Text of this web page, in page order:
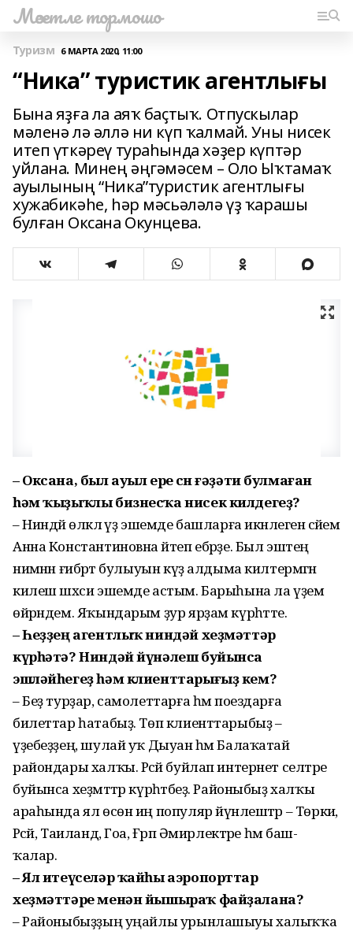
Мәсетле тормошо
Туризм 6 МАРТА 2020, 11:00
“Ника” туристик агентлығы
Бына яҙға ла аяҡ баҫтыҡ. Отпускылар
мәленә лә әллә ни күп ҡалмай. Уны нисек
итеп үткәреү тураһында хәҙер күптәр
уйлана. Минең әңгәмәсем – Оло Ыҡтамаҡ
ауылының “Ника”туристик агентлығы
хужабикәһе, һәр мәсьәләлә үҙ ҡарашы
булған Оксана Окунцева.
– Оксана, был ауыл ере өсөн ғәҙәти булмаған
һәм ҡыҙыҡлы бизнесҡа нисек килдегеҙ?
– Ниндәй өлкәлә үҙ эшемде башларға икәнлеген әсәйем
Анна Константиновна әйтеп ебәрҙе. Был эштең
нимәнән ғибәрәт булыуын күҙ алдыма килтермәгән
килеш шәхси эшемде астым. Барыһына ла үҙем
өйрәндем. Яҡындарым ҙур ярҙам күрһәтте.
– Һеҙҙең агентлыҡ ниндәй хеҙмәттәр
күрһәтә? Ниндәй йүнәлеш буйынса
эшләйһегеҙ һәм клиенттарығыҙ кем?
– Беҙ турҙар, самолеттарға һәм поездарға
билеттар һатабыҙ. Төп клиенттарыбыҙ –
үҙебеҙҙең, шулай уҡ Дыуан һәм Балаҡатай
райондары халҡы. Рәсәй буйлап интернет селтәре
буйынса хеҙмәттәр күрһәтәбеҙ. Районыбыҙ халҡы
араһында ял өсөн иң популяр йүнәлештәр – Төркиә,
Рәсәй, Таиланд, Гоа, Ғәрәп Әмирлектәре һәм баш-
ҡалар.
– Ял итеүселәр ҡайһы аэропорттар
хеҙмәттәре менән йышыраҡ файҙалана?
– Районыбыҙҙың уңайлы урынлашыуы халыҡҡа